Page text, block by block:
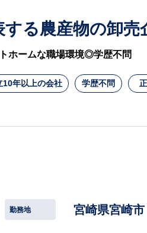
ていただきます。事業環境の変化に
を期待しています。
県民に必要とされる情報の提供や地
も地域文化の発信・発展にも貢献し
健康経営優良法人2023」に認定さ
ムを結成して施策を推進。ハード
る農産物の卸売
ホームな職場環境◎学歴不問
10年以上の会社 学歴不問
勤務地 宮崎県宮崎市